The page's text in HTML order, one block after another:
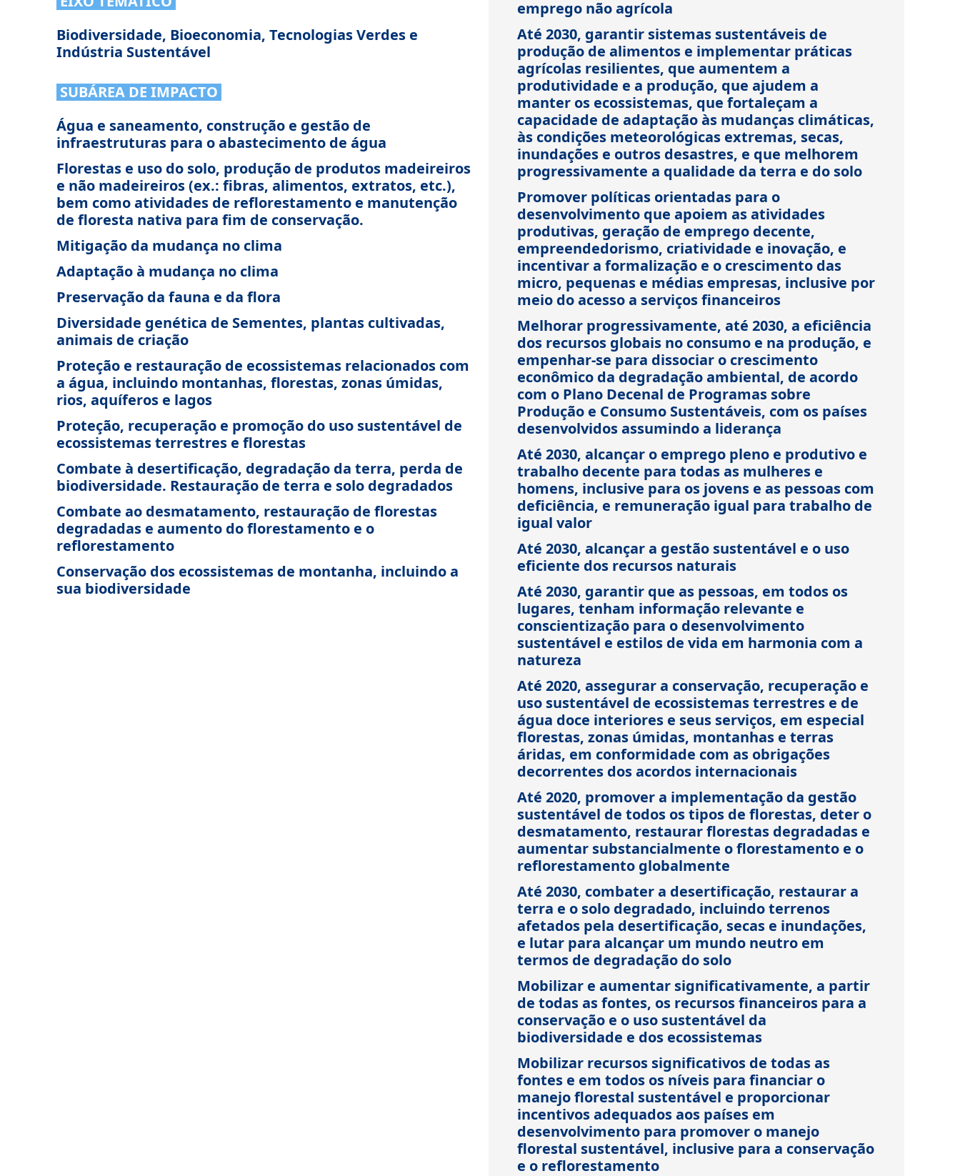
Biodiversidade, Bioeconomia, Tecnologias Verdes e
Indústria Sustentável
SUBÁREA DE IMPACTO
Água e saneamento, construção e gestão de
infraestruturas para o abastecimento de água
Florestas e uso do solo, produção de produtos madeireiros
e não madeireiros (ex.: fibras, alimentos, extratos, etc.),
bem como atividades de reflorestamento e manutenção
de floresta nativa para fim de conservação.
Mitigação da mudança no clima
Adaptação à mudança no clima
Preservação da fauna e da flora
Diversidade genética de Sementes, plantas cultivadas,
animais de criação
Proteção e restauração de ecossistemas relacionados com
a água, incluindo montanhas, florestas, zonas úmidas,
rios, aquíferos e lagos
Proteção, recuperação e promoção do uso sustentável de
ecossistemas terrestres e florestas
Combate à desertificação, degradação da terra, perda de
biodiversidade. Restauração de terra e solo degradados
Combate ao desmatamento, restauração de florestas
degradadas e aumento do florestamento e o
reflorestamento
Conservação dos ecossistemas de montanha, incluindo a
sua biodiversidade
emprego não agrícola
Até 2030, garantir sistemas sustentáveis de
produção de alimentos e implementar práticas
agrícolas resilientes, que aumentem a
produtividade e a produção, que ajudem a
manter os ecossistemas, que fortaleçam a
capacidade de adaptação às mudanças climáticas,
às condições meteorológicas extremas, secas,
inundações e outros desastres, e que melhorem
progressivamente a qualidade da terra e do solo
Promover políticas orientadas para o
desenvolvimento que apoiem as atividades
produtivas, geração de emprego decente,
empreendedorismo, criatividade e inovação, e
incentivar a formalização e o crescimento das
micro, pequenas e médias empresas, inclusive por
meio do acesso a serviços financeiros
Melhorar progressivamente, até 2030, a eficiência
dos recursos globais no consumo e na produção, e
empenhar-se para dissociar o crescimento
econômico da degradação ambiental, de acordo
com o Plano Decenal de Programas sobre
Produção e Consumo Sustentáveis, com os países
desenvolvidos assumindo a liderança
Até 2030, alcançar o emprego pleno e produtivo e
trabalho decente para todas as mulheres e
homens, inclusive para os jovens e as pessoas com
deficiência, e remuneração igual para trabalho de
igual valor
Até 2030, alcançar a gestão sustentável e o uso
eficiente dos recursos naturais
Até 2030, garantir que as pessoas, em todos os
lugares, tenham informação relevante e
conscientização para o desenvolvimento
sustentável e estilos de vida em harmonia com a
natureza
Até 2020, assegurar a conservação, recuperação e
uso sustentável de ecossistemas terrestres e de
água doce interiores e seus serviços, em especial
florestas, zonas úmidas, montanhas e terras
áridas, em conformidade com as obrigações
decorrentes dos acordos internacionais
Até 2020, promover a implementação da gestão
sustentável de todos os tipos de florestas, deter o
desmatamento, restaurar florestas degradadas e
aumentar substancialmente o florestamento e o
reflorestamento globalmente
Até 2030, combater a desertificação, restaurar a
terra e o solo degradado, incluindo terrenos
afetados pela desertificação, secas e inundações,
e lutar para alcançar um mundo neutro em
termos de degradação do solo
Mobilizar e aumentar significativamente, a partir
de todas as fontes, os recursos financeiros para a
conservação e o uso sustentável da
biodiversidade e dos ecossistemas
Mobilizar recursos significativos de todas as
fontes e em todos os níveis para financiar o
manejo florestal sustentável e proporcionar
incentivos adequados aos países em
desenvolvimento para promover o manejo
florestal sustentável, inclusive para a conservação
e o reflorestamento